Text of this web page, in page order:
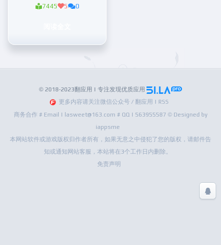
7445 5 0
© 2018-2023翻应用 | 专注发现优质应用
更多内容请关注微信公众号 / 翻应用 | RSS
商务合作 # Email | lasweet@163.com # QQ | 563955587 © Designed by
iappsme
本网站软件或游戏版权归作者所有，如果无意之中侵犯了您的版权，请邮件告
知或通知网站客服，本站将在3个工作日内删除。
免责声明